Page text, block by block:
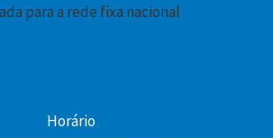
para a rede fixa nacional
Horário